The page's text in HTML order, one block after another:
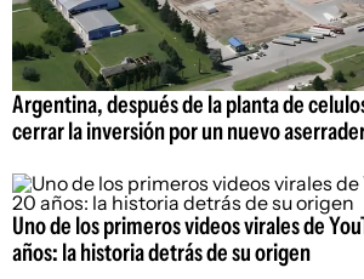
Argentina, después de la planta de
cerrar la inversión por un nuevo
Uno de los primeros videos virales de
años: la historia detrás de su origen